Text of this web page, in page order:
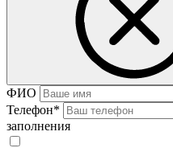
ФИО
Телефон*
заполнения